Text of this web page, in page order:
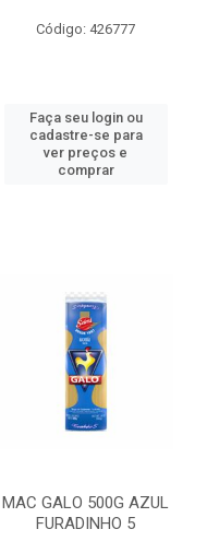
Código: 426777
Faça seu login ou
cadastre-se para
ver preços e
comprar
MAC GALO 500G AZUL
FURADINHO 5